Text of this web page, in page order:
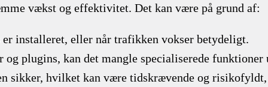
vækst og effektivitet. Det kan være på grund af:
installeret, eller når trafikken vokser betydeligt.
og plugins, kan det mangle specialiserede
sikker, hvilket kan være tidskrævende og